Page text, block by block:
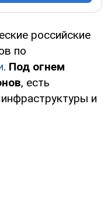
российские
по
. Под огнем
, есть
и